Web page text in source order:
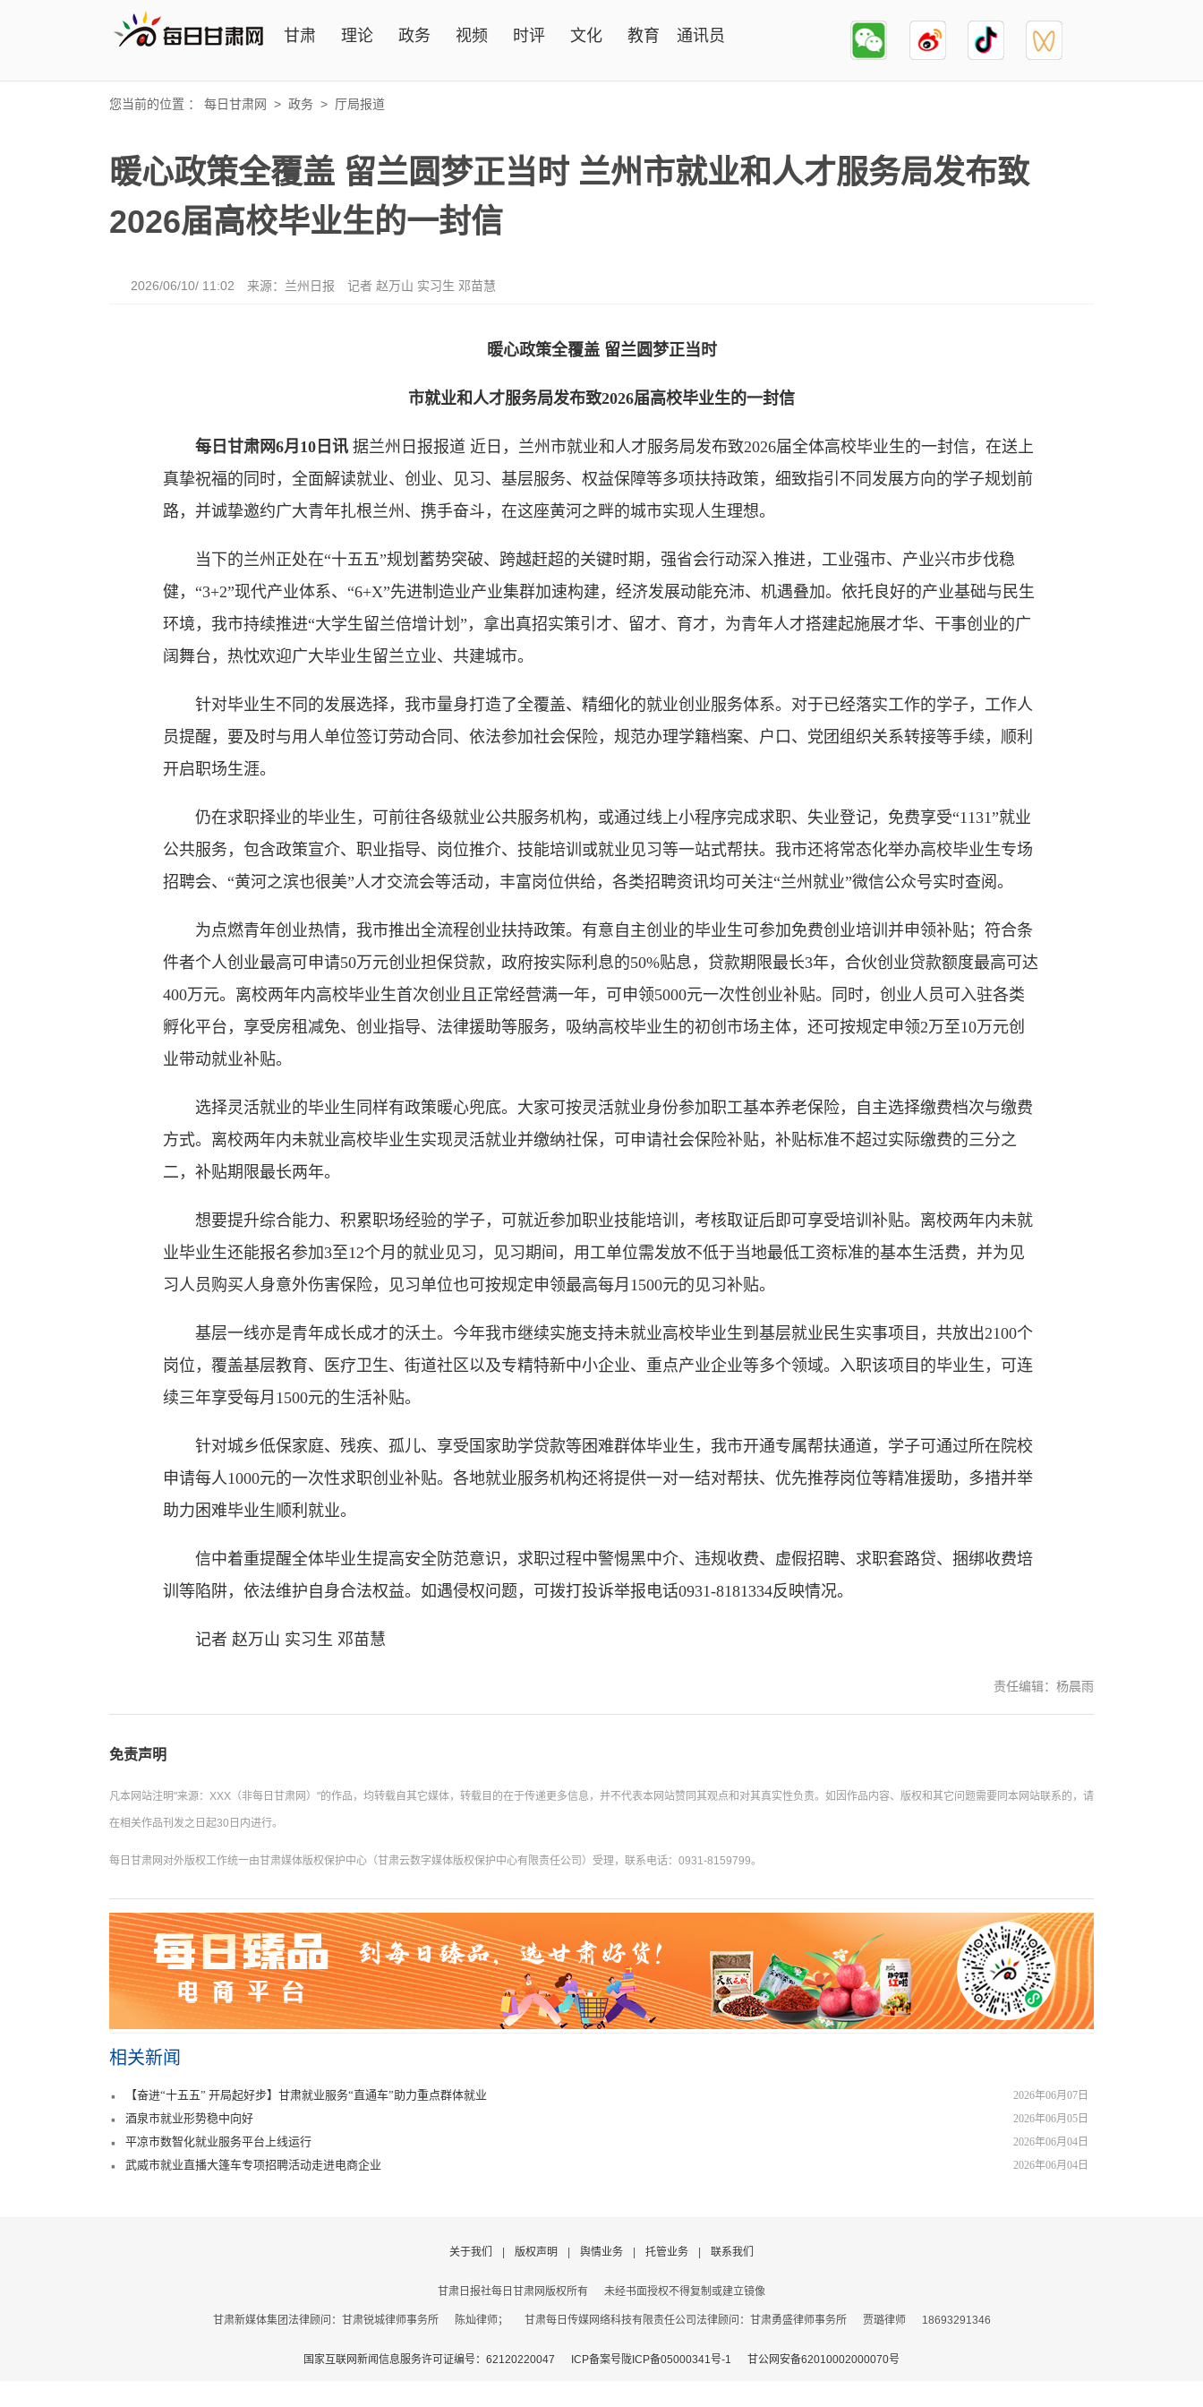
甘肃 理论 政务 视频 时评 文化 教育 通讯员
您当前的位置 ： 每日甘肃网 > 政务 > 厅局报道
暖心政策全覆盖 留兰圆梦正当时 兰州市就业和人才服务局发布致
2026届高校毕业生的一封信
2026/06/10/ 11:02 来源：兰州日报 记者 赵万山 实习生 邓苗慧
暖心政策全覆盖 留兰圆梦正当时
市就业和人才服务局发布致2026届高校毕业生的一封信
每日甘肃网6月10日讯 据兰州日报报道 近日，兰州市就业和人才服务局发布致2026届全体高校毕业生的一封信，在送上
真挚祝福的同时，全面解读就业、创业、见习、基层服务、权益保障等多项扶持政策，细致指引不同发展方向的学子规划前
路，并诚挚邀约广大青年扎根兰州、携手奋斗，在这座黄河之畔的城市实现人生理想。
当下的兰州正处在“十五五”规划蓄势突破、跨越赶超的关键时期，强省会行动深入推进，工业强市、产业兴市步伐稳
健，“3+2”现代产业体系、“6+X”先进制造业产业集群加速构建，经济发展动能充沛、机遇叠加。依托良好的产业基础与民生
环境，我市持续推进“大学生留兰倍增计划”，拿出真招实策引才、留才、育才，为青年人才搭建起施展才华、干事创业的广
阔舞台，热忱欢迎广大毕业生留兰立业、共建城市。
针对毕业生不同的发展选择，我市量身打造了全覆盖、精细化的就业创业服务体系。对于已经落实工作的学子，工作人
员提醒，要及时与用人单位签订劳动合同、依法参加社会保险，规范办理学籍档案、户口、党团组织关系转接等手续，顺利
开启职场生涯。
仍在求职择业的毕业生，可前往各级就业公共服务机构，或通过线上小程序完成求职、失业登记，免费享受“1131”就业
公共服务，包含政策宣介、职业指导、岗位推介、技能培训或就业见习等一站式帮扶。我市还将常态化举办高校毕业生专场
招聘会、“黄河之滨也很美”人才交流会等活动，丰富岗位供给，各类招聘资讯均可关注“兰州就业”微信公众号实时查阅。
为点燃青年创业热情，我市推出全流程创业扶持政策。有意自主创业的毕业生可参加免费创业培训并申领补贴；符合条
件者个人创业最高可申请50万元创业担保贷款，政府按实际利息的50%贴息，贷款期限最长3年，合伙创业贷款额度最高可达
400万元。离校两年内高校毕业生首次创业且正常经营满一年，可申领5000元一次性创业补贴。同时，创业人员可入驻各类
孵化平台，享受房租减免、创业指导、法律援助等服务，吸纳高校毕业生的初创市场主体，还可按规定申领2万至10万元创
业带动就业补贴。
选择灵活就业的毕业生同样有政策暖心兜底。大家可按灵活就业身份参加职工基本养老保险，自主选择缴费档次与缴费
方式。离校两年内未就业高校毕业生实现灵活就业并缴纳社保，可申请社会保险补贴，补贴标准不超过实际缴费的三分之
二，补贴期限最长两年。
想要提升综合能力、积累职场经验的学子，可就近参加职业技能培训，考核取证后即可享受培训补贴。离校两年内未就
业毕业生还能报名参加3至12个月的就业见习，见习期间，用工单位需发放不低于当地最低工资标准的基本生活费，并为见
习人员购买人身意外伤害保险，见习单位也可按规定申领最高每月1500元的见习补贴。
基层一线亦是青年成长成才的沃土。今年我市继续实施支持未就业高校毕业生到基层就业民生实事项目，共放出2100个
岗位，覆盖基层教育、医疗卫生、街道社区以及专精特新中小企业、重点产业企业等多个领域。入职该项目的毕业生，可连
续三年享受每月1500元的生活补贴。
针对城乡低保家庭、残疾、孤儿、享受国家助学贷款等困难群体毕业生，我市开通专属帮扶通道，学子可通过所在院校
申请每人1000元的一次性求职创业补贴。各地就业服务机构还将提供一对一结对帮扶、优先推荐岗位等精准援助，多措并举
助力困难毕业生顺利就业。
信中着重提醒全体毕业生提高安全防范意识，求职过程中警惕黑中介、违规收费、虚假招聘、求职套路贷、捆绑收费培
训等陷阱，依法维护自身合法权益。如遇侵权问题，可拨打投诉举报电话0931-8181334反映情况。
记者 赵万山 实习生 邓苗慧
责任编辑：杨晨雨
免责声明
凡本网站注明"来源：XXX（非每日甘肃网）"的作品，均转载自其它媒体，转载目的在于传递更多信息，并不代表本网站赞同其观点和对其真实性负责。如因作品内容、版权和其它问题需要同本网站联系的，请
在相关作品刊发之日起30日内进行。
每日甘肃网对外版权工作统一由甘肃媒体版权保护中心（甘肃云数字媒体版权保护中心有限责任公司）受理，联系电话：0931-8159799。
相关新闻
2026年06月07日
【奋进“十五五” 开局起好步】甘肃就业服务“直通车”助力重点群体就业
2026年06月05日
酒泉市就业形势稳中向好
2026年06月04日
平凉市数智化就业服务平台上线运行
2026年06月04日
武威市就业直播大篷车专项招聘活动走进电商企业
关于我们 版权声明 舆情业务 托管业务 联系我们
甘肃日报社每日甘肃网版权所有 未经书面授权不得复制或建立镜像
甘肃新媒体集团法律顾问：甘肃锐城律师事务所 陈灿律师； 甘肃每日传媒网络科技有限责任公司法律顾问：甘肃勇盛律师事务所 贾璐律师 18693291346
国家互联网新闻信息服务许可证编号：62120220047 ICP备案号陇ICP备05000341号-1 甘公网安备62010002000070号